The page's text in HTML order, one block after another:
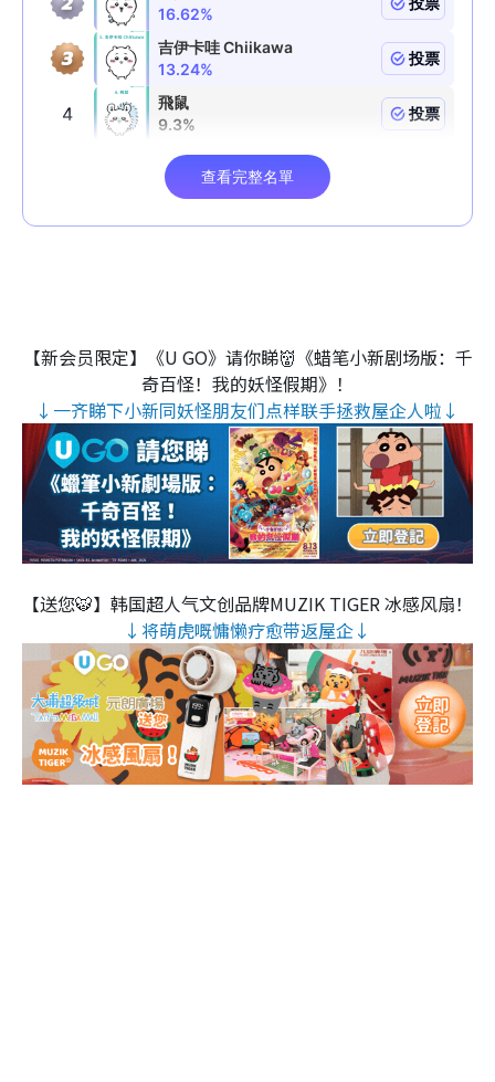
【新会员限定】《U GO》请你睇👹《蜡笔小新剧场版：千
奇百怪！我的妖怪假期》！
↓一齐睇下小新同妖怪朋友们点样联手拯救屋企人啦↓
【送您🐯】韩国超人气文创品牌MUZIK TIGER 冰感风扇！
↓将萌虎嘅慵懒疗愈带返屋企↓